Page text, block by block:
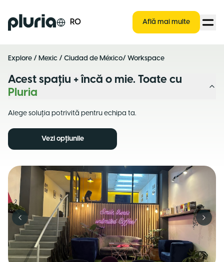
Logo Pluria RO Află mai multe
Explore / Mexic / Ciudad de México/ Workspace
Acest spațiu + încă o mie. Toate cu
Pluria
Alege soluția potrivită pentru echipa ta.
Vezi opțiunile
Previous slide Next